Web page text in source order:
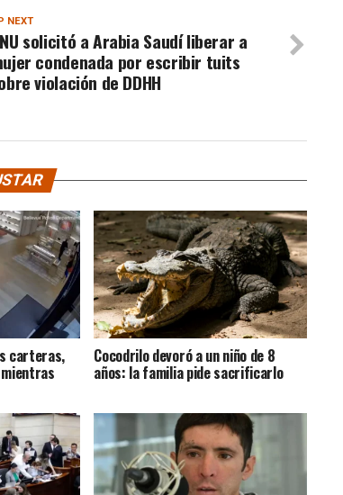
NEXT
solicitó a Arabia Saudí liberar a
condenada por escribir tuits
violación de DDHH
carteras, Cocodrilo devoró a un niño de 8
años: la familia pide sacrificarlo